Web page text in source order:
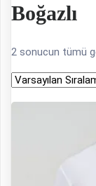
Boğazlı
2 sonucun tümü